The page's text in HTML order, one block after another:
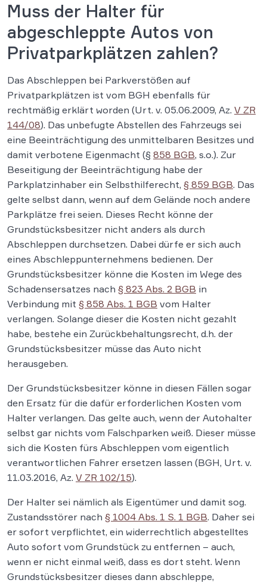
Muss der Halter für
abgeschleppte Autos von
Privatparkplätzen zahlen?
Das Abschleppen bei Parkverstößen auf
Privatparkplätzen ist vom BGH ebenfalls für
rechtmäßig erklärt worden (Urt. v. 05.06.2009, Az. V ZR
144/08). Das unbefugte Abstellen des Fahrzeugs sei
eine Beeinträchtigung des unmittelbaren Besitzes und
damit verbotene Eigenmacht (§ 858 BGB, s.o.). Zur
Beseitigung der Beeinträchtigung habe der
Parkplatzinhaber ein Selbsthilferecht, § 859 BGB. Das
gelte selbst dann, wenn auf dem Gelände noch andere
Parkplätze frei seien. Dieses Recht könne der
Grundstücksbesitzer nicht anders als durch
Abschleppen durchsetzen. Dabei dürfe er sich auch
eines Abschleppunternehmens bedienen. Der
Grundstücksbesitzer könne die Kosten im Wege des
Schadensersatzes nach § 823 Abs. 2 BGB in
Verbindung mit § 858 Abs. 1 BGB vom Halter
verlangen. Solange dieser die Kosten nicht gezahlt
habe, bestehe ein Zurück­behaltungs­recht, d.h. der
Grundstücksbesitzer müsse das Auto nicht
herausgeben.
Der Grundstücks­besitzer könne in diesen Fällen sogar
den Ersatz für die dafür erforderlichen Kosten vom
Halter verlangen. Das gelte auch, wenn der Auto­halter
selbst gar nichts vom Falsch­parken weiß. Dieser müsse
sich die Kosten fürs Abschleppen vom eigentlich
verantwort­lichen Fahrer ersetzen lassen (BGH, Urt. v.
11.03.2016, Az. V ZR 102/15).
Der Halter sei nämlich als Eigentümer und damit sog.
Zustandsstörer nach § 1004 Abs. 1 S. 1 BGB. Daher sei
er sofort verpflichtet, ein widerrecht­lich abge­stelltes
Auto sofort vom Grund­stück zu entfernen – auch,
wenn er nicht einmal weiß, dass es dort steht. Wenn
Grundstücksbesitzer dieses dann abschleppe,